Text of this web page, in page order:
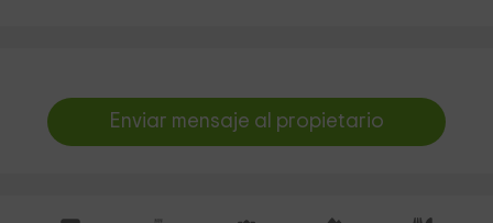
Enviar mensaje al propietario